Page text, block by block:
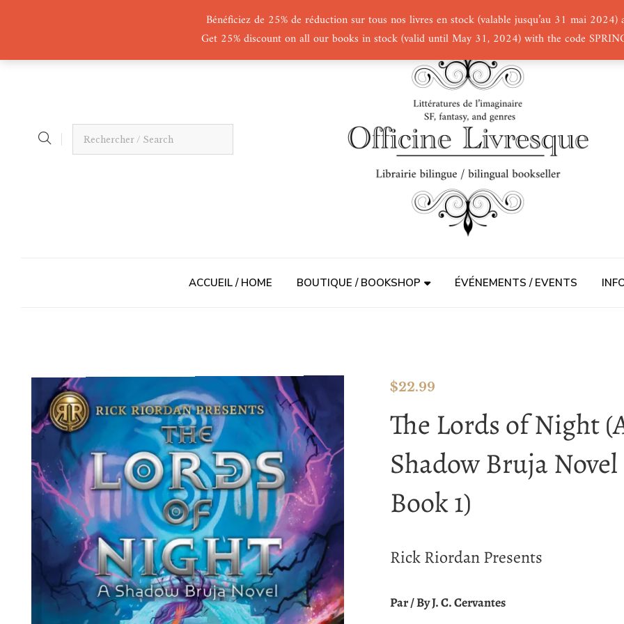
Bénéficiez de 25% de réduction sur tous nos livres en stock (valable jusqu’au 31 mai 2024)
Get 25% discount on all our books in stock (valid until May 31, 2024) with the code
ACCUEIL / HOME BOUTIQUE / BOOKSHOP ÉVÉNEMENTS / EVENTS
$22.99
The Lords of Night
Shadow Bruja Novel
Book 1)
Rick Riordan Presents
Par / By J. C. Cervantes